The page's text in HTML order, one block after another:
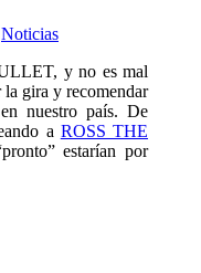
Noticias
y no es mal
la gira y recomendar
nuestro país. De
a ROSS THE
estarían por